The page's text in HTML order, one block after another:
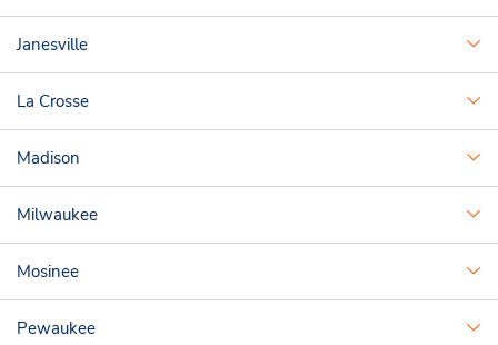
Janesville
La Crosse
Madison
Milwaukee
Mosinee
Pewaukee